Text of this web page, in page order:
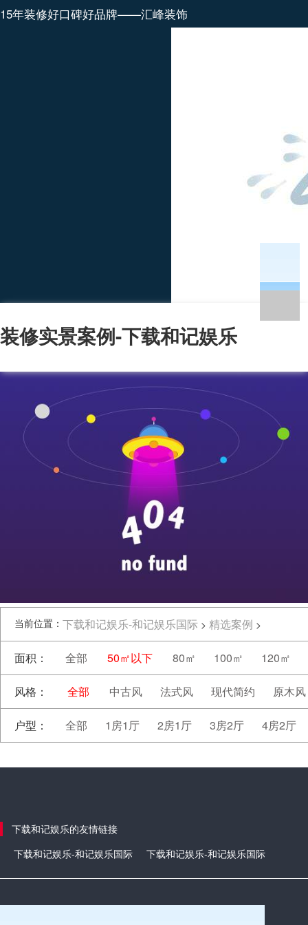
15年装修好口碑好品牌——汇峰装饰
装修实景案例-下载和记娱乐
当前位置： 下载和记娱乐-和记娱乐国际 > 精选案例 >
面积： 全部 50㎡以下 80㎡ 100㎡ 120㎡
风格： 全部 中古风 法式风 现代简约 原木风
户型： 全部 1房1厅 2房1厅 3房2厅 4房2厅
下载和记娱乐的友情链接
下载和记娱乐-和记娱乐国际
下载和记娱乐-和记娱乐国际